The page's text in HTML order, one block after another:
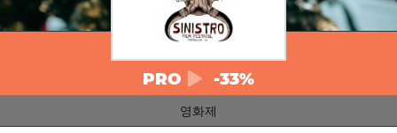
PRO -33%
영화제